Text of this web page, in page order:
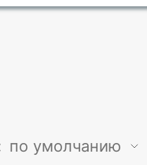
по умолчанию